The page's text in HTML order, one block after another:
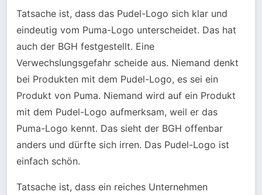
Tatsache ist, dass das Pudel-Logo sich klar und
eindeutig vom Puma-Logo unterscheidet. Das hat
auch der BGH festgestellt. Eine
Verwechslungsgefahr scheide aus. Niemand denkt
bei Produkten mit dem Pudel-Logo, es sei ein
Produkt von Puma. Niemand wird auf ein Produkt
mit dem Pudel-Logo aufmerksam, weil er das
Puma-Logo kennt. Das sieht der BGH offenbar
anders und dürfte sich irren. Das Pudel-Logo ist
einfach schön.
Tatsache ist, dass ein reiches Unternehmen